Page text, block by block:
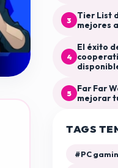
3
Tier List
mejores
4
El éxito
5
Far Far
mejorar
TAGS
#PC